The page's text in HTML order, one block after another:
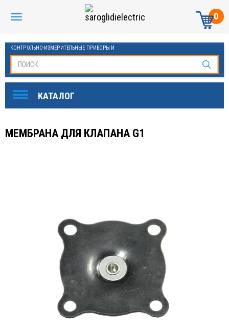
0
КОНТРОЛЬНО-ИЗМЕРИТЕЛЬНЫЕ ПРИБОРЫ И
МЕМБРАНА ДЛЯ КЛАПАНА G1